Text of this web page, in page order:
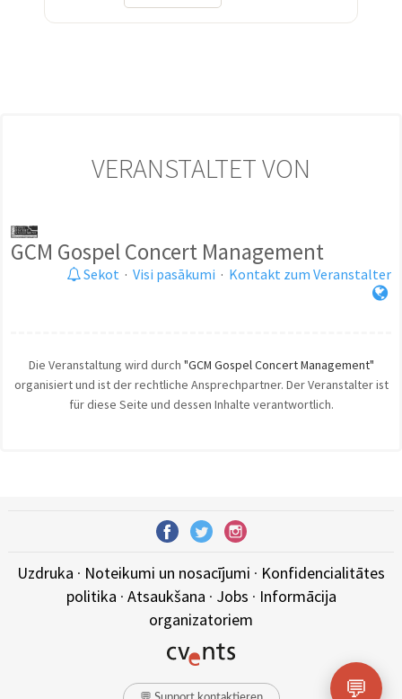
VERANSTALTET VON
GCM Gospel Concert Management
Sekot · Visi pasākumi · Kontakt zum Veranstalter
Die Veranstaltung wird durch "GCM Gospel Concert Management"
organisiert und ist der rechtliche Ansprechpartner. Der Veranstalter ist
für diese Seite und dessen Inhalte verantwortlich.
Uzdruka · Noteikumi un nosacījumi · Konfidencialitātes
politika · Atsaukšana · Jobs · Informācija
organizatoriem
💬